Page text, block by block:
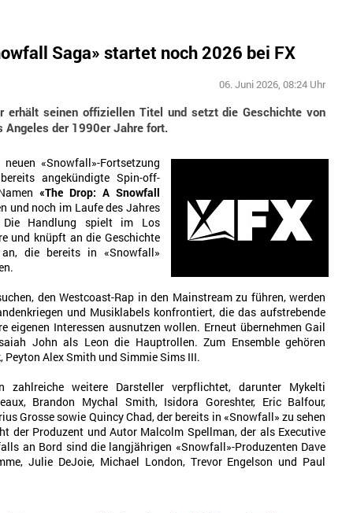
Saga» startet noch 2026 bei FX
06. Juni 2026, 08:24 Uhr
erhält seinen offiziellen Titel und setzt die Geschichte von
Angeles der 1990er Jahre fort.
«Snowfall»-Fortsetzung
angekündigte Spin-off-
«The Drop: A Snowfall
und noch im Laufe des Jahres
Die Handlung spielt im Los
und knüpft an die Geschichte
die bereits in «Snowfall»
den Westcoast-Rap in den Mainstream zu führen, werden
und Musiklabels konfrontiert, die das aufstrebende
eigenen Interessen ausnutzen wollen. Erneut übernehmen Gail
John als Leon die Hauptrollen. Zum Ensemble gehören
Peyton Alex Smith und Simmie Sims III.
zahlreiche weitere Darsteller verpflichtet, darunter Mykelti
Brandon Mychal Smith, Isidora Goreshter, Eric Balfour,
Grosse sowie Quincy Chad, der bereits in «Snowfall» zu sehen
der Produzent und Autor Malcolm Spellman, der als Executive
an Bord sind die langjährigen «Snowfall»-Produzenten Dave
Julie DeJoie, Michael London, Trevor Engelson und Paul